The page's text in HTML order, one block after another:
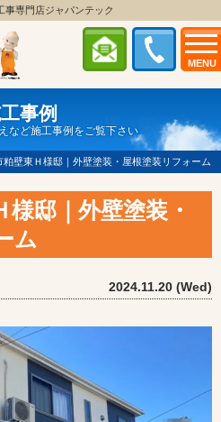
MENU
事専門店ジャパンテック
事例
など施工事例をご覧下さい
粕壁東Ｈ様邸｜外壁塗装・屋根塗装リフォーム
邸｜外壁塗装・
ム
2024.11.20 (Wed)